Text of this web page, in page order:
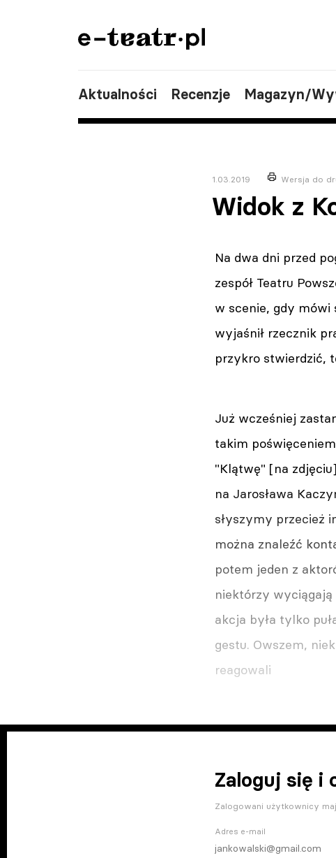
Aktualności Recenzje Magazyn/
1.03.2019 Wersja do
Widok z
Na dwa dni przed
zespół Teatru
w scenie, gdy mówi
wyjaśnił rzecznik
przykro stwierdzić,
Już wcześniej
takim
"Klątwę" [na
na Jarosława
słyszymy przecież
można znaleźć
potem jeden z
niektórzy wyciągają
akcja była tylko
gestu. Owszem,
reagowali
Zaloguj się i
Zalogowani użytkownicy
Adres e-mail